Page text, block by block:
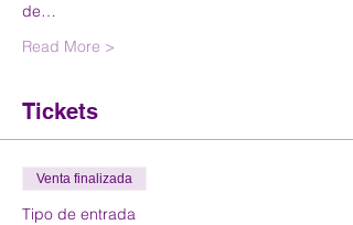
de…
Read More >
Tickets
Venta finalizada
Tipo de entrada